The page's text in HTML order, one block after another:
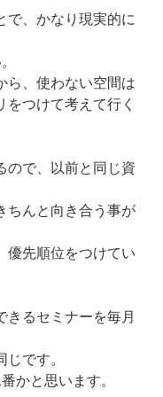
で、かなり現実的に
ら、使わない空間は
つけて考えて行く
ので、以前と同じ資
ちんと向き合う事が
優先順位をつけてい
きるセミナーを毎月
です。
かと思います。